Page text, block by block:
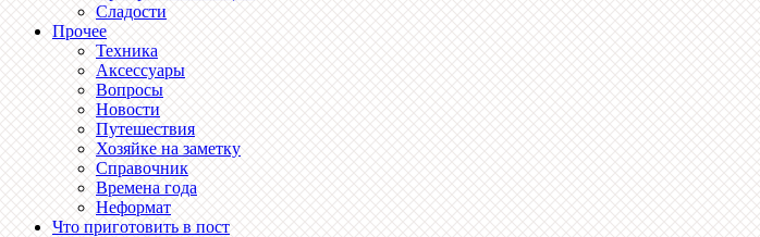
Сладости
Прочее
Техника
Аксессуары
Вопросы
Новости
Путешествия
Хозяйке на заметку
Справочник
Времена года
Неформат
Что приготовить в пост